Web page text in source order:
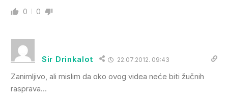
0 0
Sir Drinkalot 22.07.2012. 09:43
Zanimljivo, ali mislim da oko ovog videa neće biti žučnih
rasprava…